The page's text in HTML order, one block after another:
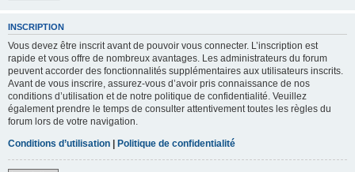
INSCRIPTION
Vous devez être inscrit avant de pouvoir vous connecter. L’inscription est
rapide et vous offre de nombreux avantages. Les administrateurs du forum
peuvent accorder des fonctionnalités supplémentaires aux utilisateurs inscrits.
Avant de vous inscrire, assurez-vous d’avoir pris connaissance de nos
conditions d’utilisation et de notre politique de confidentialité. Veuillez
également prendre le temps de consulter attentivement toutes les règles du
forum lors de votre navigation.
Conditions d’utilisation | Politique de confidentialité